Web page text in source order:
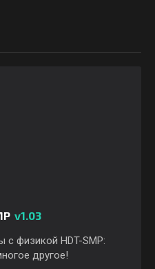
v1.03
физикой HDT-SMP:
другое!